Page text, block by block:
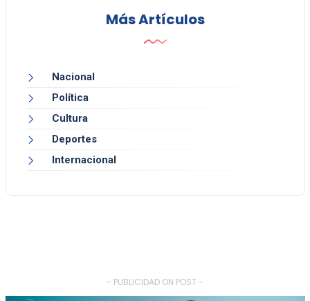
Más Artículos
Nacional
Política
Cultura
Deportes
Internacional
- PUBLICIDAD ON POST -